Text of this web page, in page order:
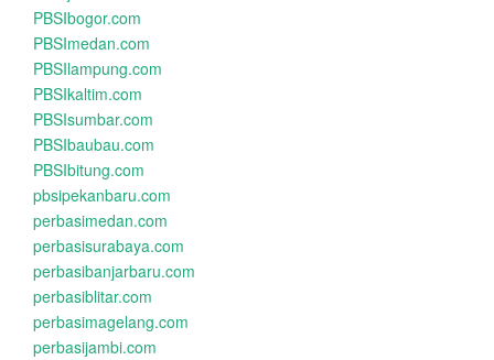
PBSIbogor.com
PBSImedan.com
PBSIlampung.com
PBSIkaltim.com
PBSIsumbar.com
PBSIbaubau.com
PBSIbitung.com
pbsipekanbaru.com
perbasimedan.com
perbasisurabaya.com
perbasibanjarbaru.com
perbasiblitar.com
perbasimagelang.com
perbasijambi.com